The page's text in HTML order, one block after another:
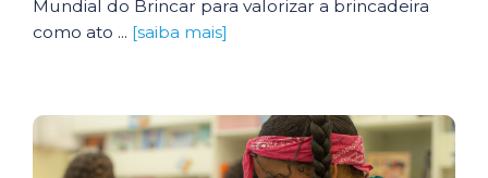
Mundial do Brincar para valorizar a brincadeira
como ato ... [saiba mais]